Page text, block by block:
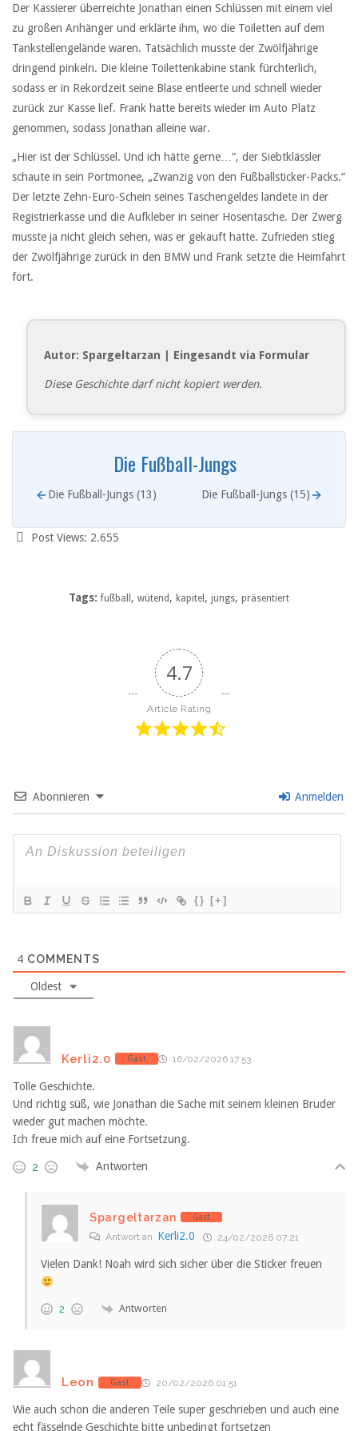
Der Kassierer überreichte Jonathan einen Schlüssen mit einem viel
zu großen Anhänger und erklärte ihm, wo die Toiletten auf dem
Tankstellengelände waren. Tatsächlich musste der Zwölfjährige
dringend pinkeln. Die kleine Toilettenkabine stank fürchterlich,
sodass er in Rekordzeit seine Blase entleerte und schnell wieder
zurück zur Kasse lief. Frank hatte bereits wieder im Auto Platz
genommen, sodass Jonathan alleine war.
„Hier ist der Schlüssel. Und ich hätte gerne…“, der Siebtklässler
schaute in sein Portmonee, „Zwanzig von den Fußballsticker-Packs.“
Der letzte Zehn-Euro-Schein seines Taschengeldes landete in der
Registrierkasse und die Aufkleber in seiner Hosentasche. Der Zwerg
musste ja nicht gleich sehen, was er gekauft hatte. Zufrieden stieg
der Zwölfjährige zurück in den BMW und Frank setzte die Heimfahrt
fort.
Autor: Spargeltarzan | Eingesandt via Formular
Diese Geschichte darf nicht kopiert werden.
Die Fußball-Jungs
Die Fußball-Jungs (13) Die Fußball-Jungs (15)
Post Views: 2.655
Tags: fußball , wütend , kapitel , jungs, präsentiert
4.7
Article Rating
Abonnieren Anmelden
{} [+]
4 COMMENTS
Oldest
Kerli2.0 Gast 16/02/2026 17:53
Tolle Geschichte.
Und richtig süß, wie Jonathan die Sache mit seinem kleinen Bruder
wieder gut machen möchte.
Ich freue mich auf eine Fortsetzung.
2 Antworten
Spargeltarzan Gast
Antwort an Kerli2.0 24/02/2026 07:21
Vielen Dank! Noah wird sich sicher über die Sticker freuen
2 Antworten
Leon Gast 20/02/2026 01:51
Wie auch schon die anderen Teile super geschrieben und auch eine
echt fässelnde Geschichte bitte unbedingt fortsetzen